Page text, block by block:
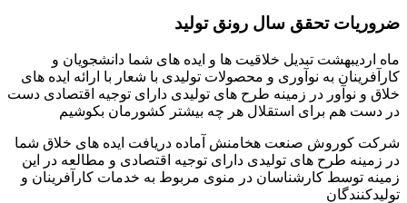
ضروریات تحقق سال رونق تولید
ماه اردیبهشت تبدیل خلاقیت ها و ایده های شما دانشجویان و
کارآفرینان به نوآوری و محصولات تولیدی با شعار با ارائه ایده های
خلاق و نوآور در زمینه طرح های تولیدی دارای توجیه اقتصادی دست
در دست هم برای استقلال هر چه بیشتر کشورمان بکوشیم
شرکت کوروش صنعت هخامنش آماده دریافت ایده های خلاق شما
در زمینه طرح های تولیدی دارای توجیه اقتصادی و مطالعه در این
زمینه توسط کارشناسان در منوی مربوط به خدمات کارآفرینان و
تولیدکنندگان